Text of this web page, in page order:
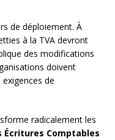
de déploiement. À
à la TVA devront
des modifications
doivent
de
radicalement les
Écritures Comptables